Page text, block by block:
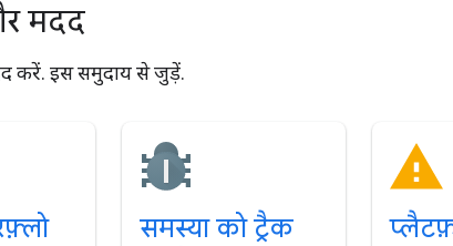
मदद
करें. इस समुदाय से जुड़ें.
समस्या को ट्रैक